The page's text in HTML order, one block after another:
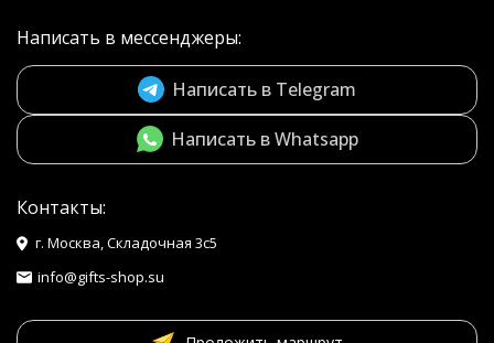
Написать в мессенджеры:
Написать в Telegram
Написать в Whatsapp
Контакты:
г. Москва, Складочная 3с5
info@gifts-shop.su